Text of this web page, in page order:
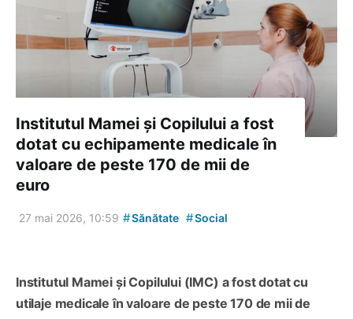
Institutul Mamei și Copilului a fost
dotat cu echipamente medicale în
valoare de peste 170 de mii de
euro
27 mai 2026, 10:59 #Sănătate #Social
Institutul Mamei și Copilului (IMC) a fost dotat cu
utilaje medicale în valoare de peste 170 de mii de